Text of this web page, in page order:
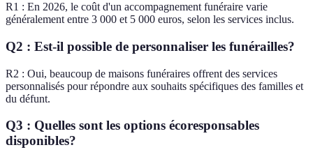
R1 : En 2026, le coût d'un accompagnement funéraire varie
généralement entre 3 000 et 5 000 euros, selon les services inclus.
Q2 : Est-il possible de personnaliser les funérailles?
R2 : Oui, beaucoup de maisons funéraires offrent des services
personnalisés pour répondre aux souhaits spécifiques des familles et
du défunt.
Q3 : Quelles sont les options écoresponsables
disponibles?